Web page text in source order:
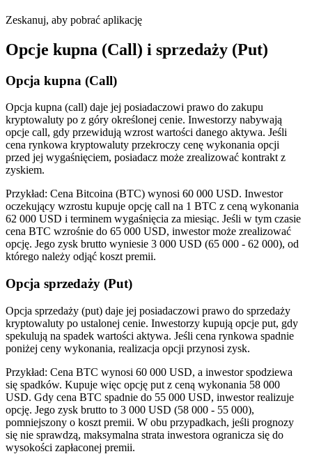
Zeskanuj, aby pobrać aplikację
Opcje kupna (Call) i sprzedaży (Put)
Opcja kupna (Call)
Opcja kupna (call) daje jej posiadaczowi prawo do zakupu
kryptowaluty po z góry określonej cenie. Inwestorzy nabywają
opcje call, gdy przewidują wzrost wartości danego aktywa. Jeśli
cena rynkowa kryptowaluty przekroczy cenę wykonania opcji
przed jej wygaśnięciem, posiadacz może zrealizować kontrakt z
zyskiem.
Przykład: Cena Bitcoina (BTC) wynosi 60 000 USD. Inwestor
oczekujący wzrostu kupuje opcję call na 1 BTC z ceną wykonania
62 000 USD i terminem wygaśnięcia za miesiąc. Jeśli w tym czasie
cena BTC wzrośnie do 65 000 USD, inwestor może zrealizować
opcję. Jego zysk brutto wyniesie 3 000 USD (65 000 - 62 000), od
którego należy odjąć koszt premii.
Opcja sprzedaży (Put)
Opcja sprzedaży (put) daje jej posiadaczowi prawo do sprzedaży
kryptowaluty po ustalonej cenie. Inwestorzy kupują opcje put, gdy
spekulują na spadek wartości aktywa. Jeśli cena rynkowa spadnie
poniżej ceny wykonania, realizacja opcji przynosi zysk.
Przykład: Cena BTC wynosi 60 000 USD, a inwestor spodziewa
się spadków. Kupuje więc opcję put z ceną wykonania 58 000
USD. Gdy cena BTC spadnie do 55 000 USD, inwestor realizuje
opcję. Jego zysk brutto to 3 000 USD (58 000 - 55 000),
pomniejszony o koszt premii. W obu przypadkach, jeśli prognozy
się nie sprawdzą, maksymalna strata inwestora ogranicza się do
wysokości zapłaconej premii.